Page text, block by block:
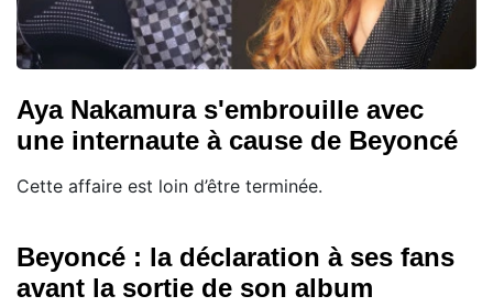
Aya Nakamura s'embrouille avec
une internaute à cause de Beyoncé
Cette affaire est loin d’être terminée.
Beyoncé : la déclaration à ses fans
avant la sortie de son album